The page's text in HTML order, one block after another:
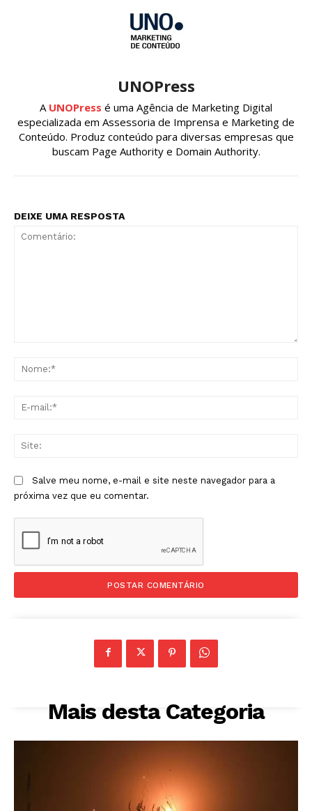
UNOPress
A UNOPress é uma Agência de Marketing Digital
especializada em Assessoria de Imprensa e Marketing de
Conteúdo. Produz conteúdo para diversas empresas que
buscam Page Authority e Domain Authority.
DEIXE UMA RESPOSTA
Salve meu nome, e-mail e site neste navegador para a
próxima vez que eu comentar.
Mais desta Categoria